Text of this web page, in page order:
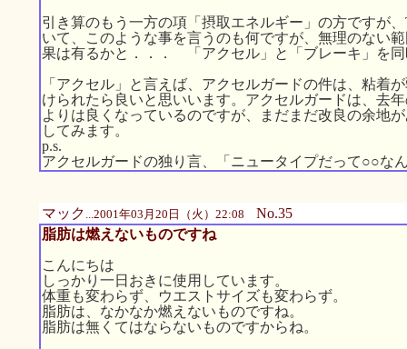
引き算のもう一方の項「摂取エネルギー」の方ですが
いて、このような事を言うのも何ですが、無理のない
果は有るかと．．． 「アクセル」と「ブレーキ」を
「アクセル」と言えば、アクセルガードの件は、粘着
けられたら良いと思いいます。アクセルガードは、去
よりは良くなっているのですが、まだまだ改良の余地
してみます。
p.s.
アクセルガードの独り言、「ニュータイプだって○○な
マック ...2001年03月20日（火）22:08 No.35
脂肪は燃えないものですね
こんにちは
しっかり一日おきに使用しています。
体重も変わらず、ウエストサイズも変わらず。
脂肪は、なかなか燃えないものですね。
脂肪は無くてはならないものですからね。